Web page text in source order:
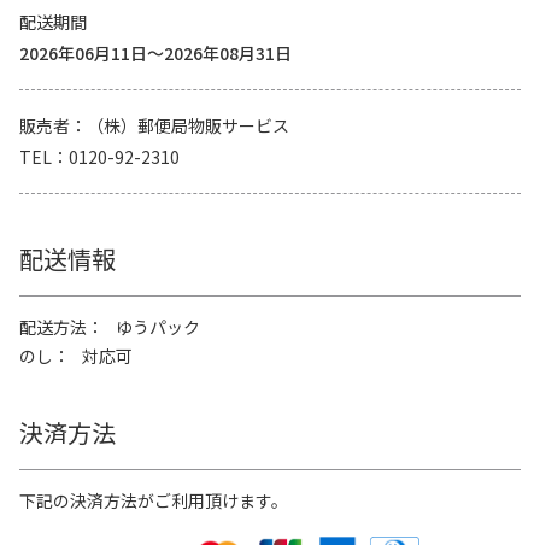
配送期間
2026年06月11日～2026年08月31日
販売者
（株）郵便局物販サービス
TEL
0120-92-2310
配送情報
配送方法
ゆうパック
のし
対応可
決済方法
下記の決済方法がご利用頂けます。